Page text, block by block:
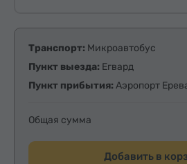
Транспорт: Микроавтобус
Пункт выезда: Егвард
Пункт прибытия: Аэропорт
Общая сумма
Добавить в